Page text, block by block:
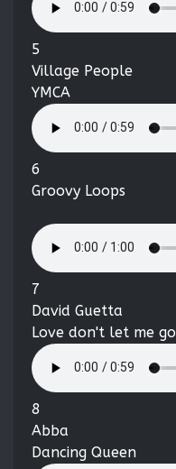
5
Village People
YMCA
6
Groovy Loops
7
David Guetta
Love don't let me go
8
Abba
Dancing Queen